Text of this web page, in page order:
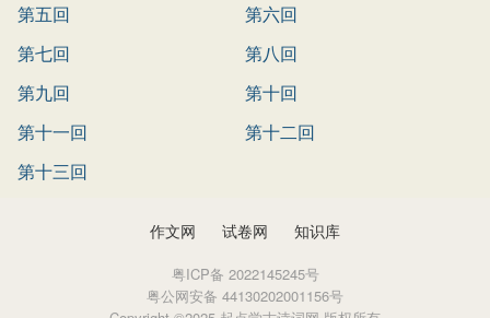
第五回
第六回
第七回
第八回
第九回
第十回
第十一回
第十二回
第十三回
作文网 试卷网 知识库
粤ICP备 2022145245号
粤公网安备 44130202001156号